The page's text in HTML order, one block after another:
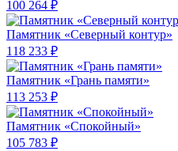
100 264 ₽
Памятник «Северный контур»
118 233 ₽
Памятник «Грань памяти»
113 253 ₽
Памятник «Спокойный»
105 783 ₽